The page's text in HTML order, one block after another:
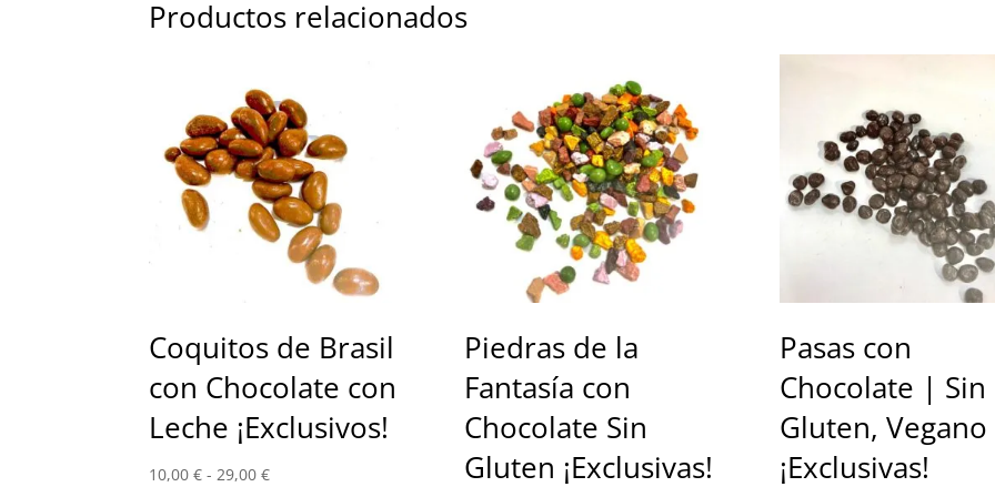
Productos relacionados
Coquitos de Brasil
con Chocolate con
Leche ¡Exclusivos!
10,00€ - 29,00€Rango
Piedras de la
Fantasía con
Chocolate Sin
Gluten ¡Exclusivas!
Pasas con
Chocolate | Sin
Gluten,
¡Exclusivas!